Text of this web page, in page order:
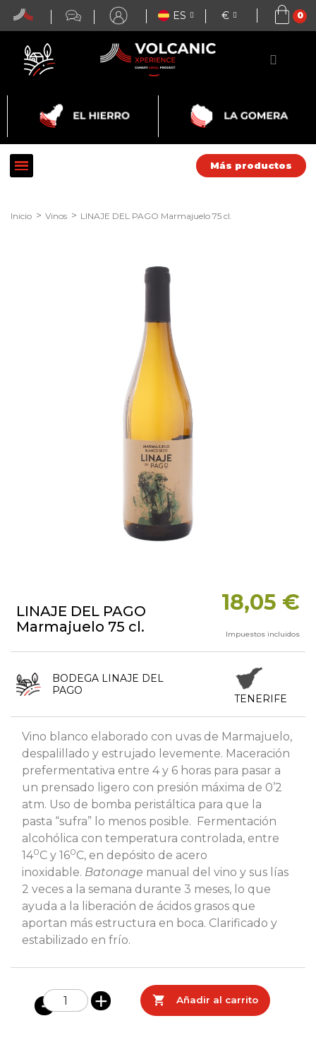
ES €
Más productos
Inicio Vinos LINAJE DEL PAGO Marmajuelo 75 cl.
LINAJE DEL PAGO
Marmajuelo 75 cl.
18,05 €
Impuestos incluidos
BODEGA LINAJE DEL
PAGO
TENERIFE
Vino blanco elaborado con uvas de Marmajuelo,
despalillado y estrujado levemente. Maceración
prefermentativa entre 4 y 6 horas para pasar a
un prensado ligero con presión máxima de 0’2
atm. Uso de bomba peristáltica para que la
pasta “sufra” lo menos posible. Fermentación
alcohólica con temperatura controlada, entre
140C y 160C, en depósito de acero
inoxidable. Batonage manual del vino y sus lías
2 veces a la semana durante 3 meses, lo que
ayuda a la liberación de ácidos grasos que
aportan más estructura en boca. Clarificado y
estabilizado en frío.
 Añadir al carrito